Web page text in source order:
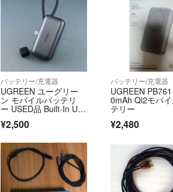
バッテリー/充電器
UGREEN ユーグリー
ン モバイルバッテリ
ー USED品 Built-In US
B-Cコネクター 充電確
認済 正規品 PB506 35
¥2,500
バッテリー/充電器
UGREEN
0mAh Qi2モバ
テリー
¥2,480